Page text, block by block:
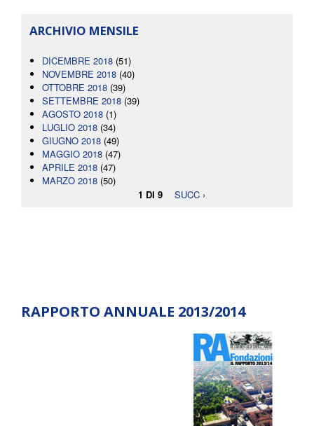
ARCHIVIO MENSILE
DICEMBRE 2018 (51)
NOVEMBRE 2018 (40)
OTTOBRE 2018 (39)
SETTEMBRE 2018 (39)
AGOSTO 2018 (1)
LUGLIO 2018 (34)
GIUGNO 2018 (49)
MAGGIO 2018 (47)
APRILE 2018 (47)
MARZO 2018 (50)
1 DI 9
SUCC ›
RAPPORTO ANNUALE 2013/2014